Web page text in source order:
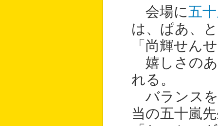
会場に五
は、ぱあ、
「尚輝せん
嬉しさのあ
れる。
バランスを
当の五十嵐